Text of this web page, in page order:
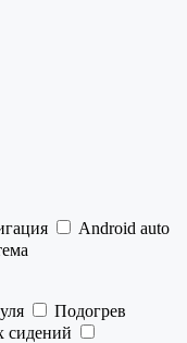
Android auto
Подогрев
сидений